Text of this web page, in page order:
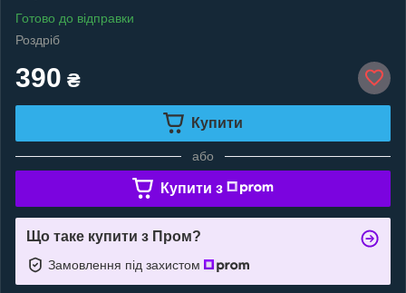
Готово до відправки
Роздріб
390 ₴
Купити
або
Купити з
Що таке купити з Пром?
Замовлення під захистом